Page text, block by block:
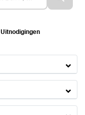
Uitnodigingen